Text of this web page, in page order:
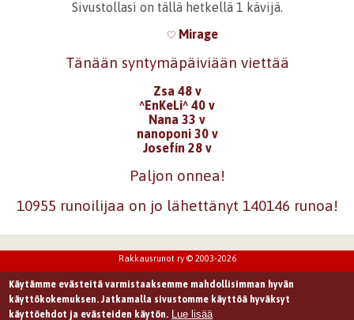
Sivustollasi on tällä hetkellä 1 kävijä.
Mirage
Tänään syntymäpäiviään viettää
Zsa 48 v
^EnKeLi^ 40 v
Nana 33 v
nanoponi 30 v
Josefín 28 v
Paljon onnea!
10955 runoilijaa on jo lähettänyt 140146 runoa!
Rakkausrunot ry © 2003-2026
Käytämme evästeitä varmistaaksemme mahdollisimman hyvän
käyttökokemuksen. Jatkamalla sivustomme käyttöä hyväksyt
käyttöehdot ja evästeiden käytön. Lue lisää